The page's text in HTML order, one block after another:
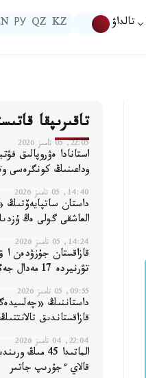
تالداۋ KZ
QZ
РУ
تاقىرىپقا
22:05, 05 تامىز 2026
استانادا ەۋروپالىق
وداعىنىڭ كونگرەسى
14:40, 05 تامىز 2026
داستان
العاشقى گولى ەڭ
14:24, 05 تامىز 2026
قازاقستان جۇزۋدەن
تۋرنيردە 17 مەدال جەڭىپ الدى
09:55, 05 تامىز 2026
داستاننىڭ
قازاقستاندىق
22:04, 04 تامىز 2026
الماتىدا 45
قالاي ءجۇرىپ جاتىر